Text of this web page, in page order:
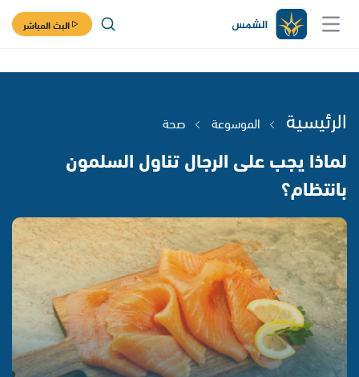
البث المباشر
الرئيسية الموسوعة صحة
لماذا يجب على الرجال تناول السلمون
بانتظام؟